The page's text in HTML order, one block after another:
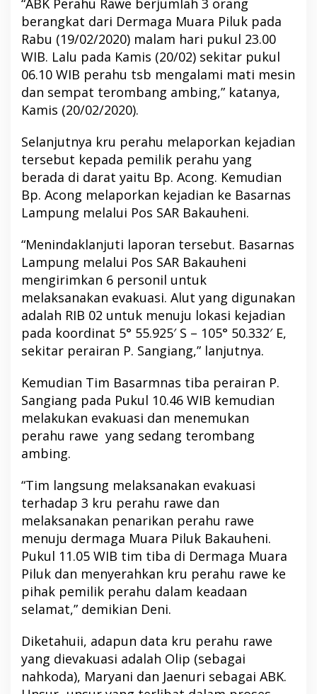
“ABK Perahu Rawe berjumlah 3 orang
berangkat dari Dermaga Muara Piluk pada
Rabu (19/02/2020) malam hari pukul 23.00
WIB. Lalu pada Kamis (20/02) sekitar pukul
06.10 WIB perahu tsb mengalami mati mesin
dan sempat terombang ambing,” katanya,
Kamis (20/02/2020).
Selanjutnya kru perahu melaporkan kejadian
tersebut kepada pemilik perahu yang
berada di darat yaitu Bp. Acong. Kemudian
Bp. Acong melaporkan kejadian ke Basarnas
Lampung melalui Pos SAR Bakauheni.
“Menindaklanjuti laporan tersebut. Basarnas
Lampung melalui Pos SAR Bakauheni
mengirimkan 6 personil untuk
melaksanakan evakuasi. Alut yang digunakan
adalah RIB 02 untuk menuju lokasi kejadian
pada koordinat 5° 55.925′ S – 105° 50.332′ E,
sekitar perairan P. Sangiang,” lanjutnya.
Kemudian Tim Basarmnas tiba perairan P.
Sangiang pada Pukul 10.46 WIB kemudian
melakukan evakuasi dan menemukan
perahu rawe yang sedang terombang
ambing.
“Tim langsung melaksanakan evakuasi
terhadap 3 kru perahu rawe dan
melaksanakan penarikan perahu rawe
menuju dermaga Muara Piluk Bakauheni.
Pukul 11.05 WIB tim tiba di Dermaga Muara
Piluk dan menyerahkan kru perahu rawe ke
pihak pemilik perahu dalam keadaan
selamat,” demikian Deni.
Diketahuii, adapun data kru perahu rawe
yang dievakuasi adalah Olip (sebagai
nahkoda), Maryani dan Jaenuri sebagai ABK.